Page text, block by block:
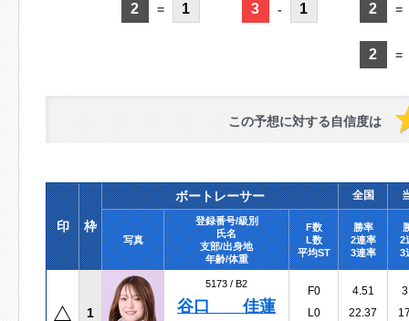
2 = 1 3 - 1 2 =
2 =
この予想に対する自信度は
印 枠
ボートレーサー 全国
写真
登録番号/級別
氏名
支部/出身地
年齢/体重
F数
L数
平均ST
勝率
2連率
3連率
2
3
1
5173 / B2
谷口 佳蓮
F0
L0
4.51
22.37